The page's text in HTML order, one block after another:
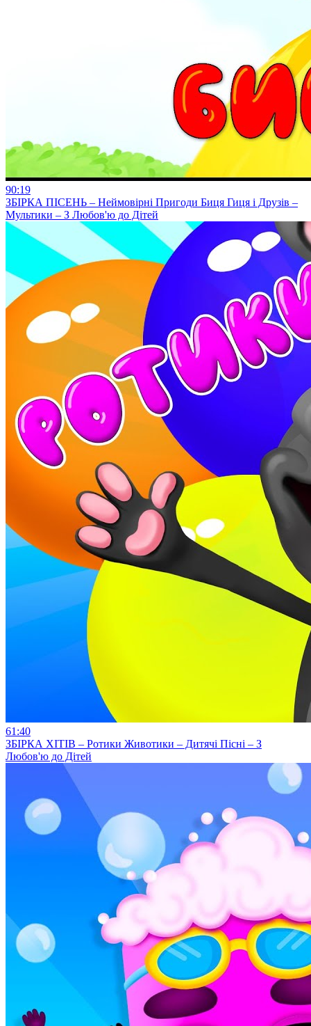
90:19
ЗБІРКА ПІСЕНЬ – Неймовірні Пригоди Биця Гиця і Друзів –
Мультики – З Любов'ю до Дітей
61:40
ЗБІРКА ХІТІВ – Ротики Животики – Дитячі Пісні – З
Любов'ю до Дітей